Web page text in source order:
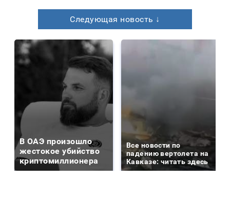
Следующая новость ↓
В ОАЭ произошло
жестокое убийство
криптомиллионера
Все новости по
падению вертолета на
Кавказе: читать здесь